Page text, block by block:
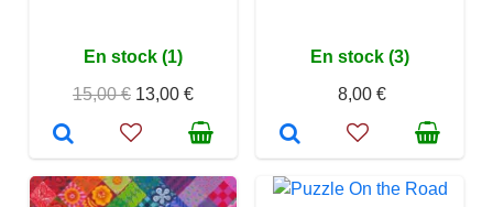
En stock (1)
15,00 € 13,00 €
En stock (3)
8,00 €